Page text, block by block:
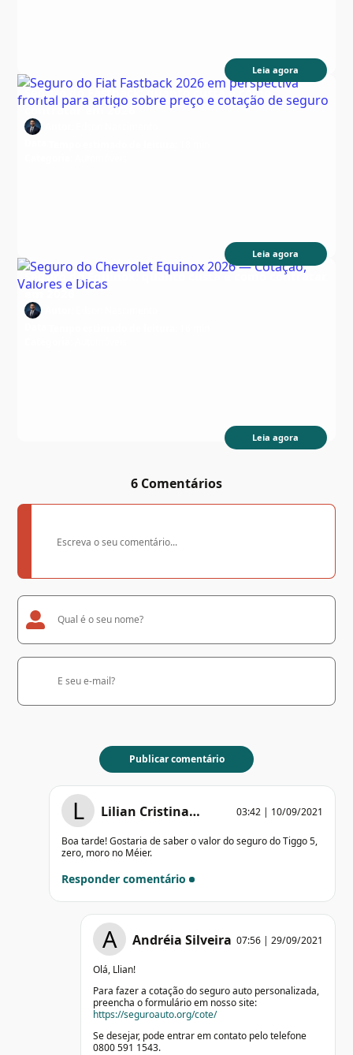
Leia agora
Seguro do Fastback: quanto custa e como
contratar em 2026
Leia agora
Seguro do Equinox: quanto custa e como contratar
em 2026
Leia agora
6 Comentários
L Lilian Cristina… 03:42 | 10/09/2021
Boa tarde! Gostaria de saber o valor do seguro do Tiggo 5,
zero, moro no Méier.
Responder comentário
A Andréia Silveira 07:56 | 29/09/2021
Olá, Llian!
Para fazer a cotação do seguro auto personalizada,
preencha o formulário em nosso site:
https://seguroauto.org/cote/
Se desejar, pode entrar em contato pelo telefone
0800 591 1543.